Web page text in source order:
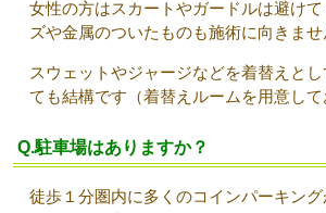
女性の方はスカートやガードルは避け
ズや金属のついたものも施術に向きませ
スウェットやジャージなどを着替えと
ても結構です（着替えルームを用意して
Q.駐車場はありますか？
徒歩１分圏内に多くのコインパーキング